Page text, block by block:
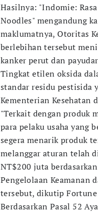
Hasilnya: "Indomie:
Noodles" mengandung
maklumatnya, Otoritas
berlebihan tersebut
kanker perut dan
Tingkat etilen oksida
standar residu pestisida
Kementerian Kesehatan
"Terkait dengan produk
para pelaku usaha yang
segera menarik produk
melanggar aturan telah
NT$200 juta
Pengelolaan Keamanan
tersebut, dikutip
Berdasarkan Pasal 52